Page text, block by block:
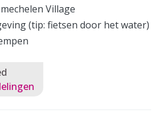
Village
(tip: fietsen door het water)